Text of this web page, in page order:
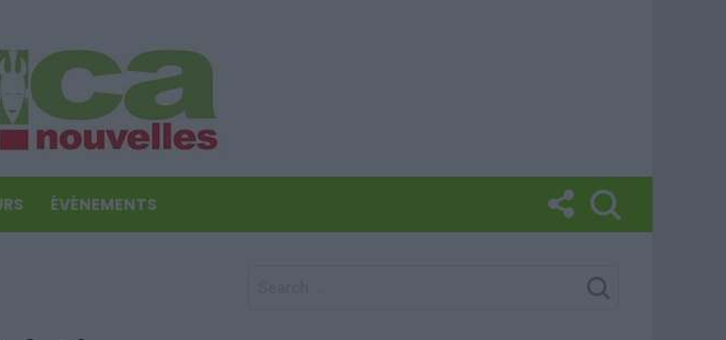
ÉVÉNEMENTS